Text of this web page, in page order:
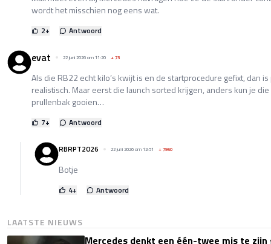
wordt het misschien nog eens wat.
2+ Antwoord
evat 22 juni 2026 om 11:20 +73
Als die RB22 echt kilo’s kwijt is en de startprocedure gefixt, dan
realistisch. Maar eerst die launch sorted krijgen, anders kun je
prullenbak gooien…
7+ Antwoord
RBRPT2026 22 juni 2026 om 12:51 +7950
Botje
4+ Antwoord
LAATSTE NIEUWS
Mercedes denkt een één-twee mis te